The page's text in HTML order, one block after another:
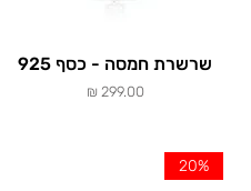
שרשרת חמסה - כסף 925
מחיר
20%